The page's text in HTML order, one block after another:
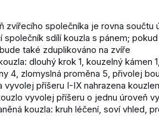
zvířecího společníka je rovna součtu
společník sdílí kouzla s pánem;
také zduplikováno na zvíře
dlouhý krok 1, kouzelný
4, zlomyslná proměna 5, přivolej
vyvolej příšeru I-IX nahrazena
vyvolej příšeru o jednu úroveň
kouzla: kruh léčení, soví vhled,